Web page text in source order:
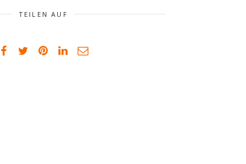
TEILEN AUF